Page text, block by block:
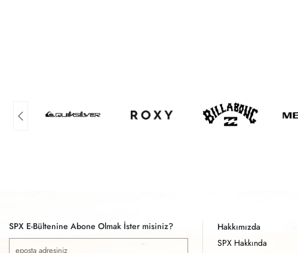
SPX E-Bültenine Abone Olmak İster misiniz?
Hakkımızda
SPX Hakkında